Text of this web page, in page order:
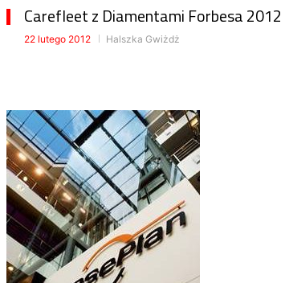
Carefleet z Diamentami Forbesa 2012
22 lutego 2012 Halszka Gwiżdż